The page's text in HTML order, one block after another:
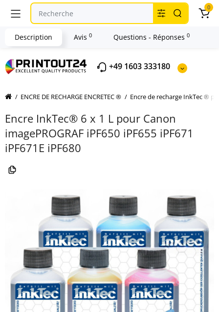
+49 1603 333180
0
ENCRE DE RECHARGE ENCRETEC ® Encre de recharge InkTec ®
Encre InkTec® 6 x 1 L pour Canon
imagePROGRAF iPF650 iPF655 iPF671
iPF671E iPF680
Description Avis 0 Questions - Réponses 0